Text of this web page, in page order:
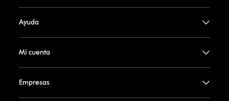
Ayuda
Mi cuenta
Empresas